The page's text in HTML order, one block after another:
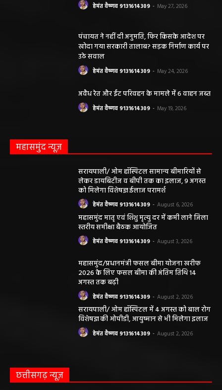
हेमंत वैष्णव 9131614309 - May 27, 2026
पंचायत ने नहीं दी अनुमति, फिर किसके आदेश पर
खोदा गया सरकारी तालाब? सड़क निर्माण कार्य पर
उठे सवाल
हेमंत वैष्णव 9131614309 - May 24, 2026
अवैध रेत और ईंट परिवहन के मामले में 6 वाहन जब्त
हेमंत वैष्णव 9131614309 - May 19, 2026
महासमुंद न्यूज़
सरायपाली/ ओम हॉस्पिटल सामान्य बीमारियों से
लेकर डायबिटीज व बीपी तक का इलाज, 9 अगस्त
को मिलेगा विशेषज्ञ ईलाज परामर्श
हेमंत वैष्णव 9131614309 - August 6, 2026
महासमुंद मातृ एवं शिशु मृत्यु दर में कमी लाने जिला
स्तरीय समीक्षा बैठक आयोजित
हेमंत वैष्णव 9131614309 - August 3, 2026
महासमुंद/प्रधानमंत्री फसल बीमा योजना खरीफ
2026 के लिए फसल बीमा की अंतिम तिथि 14
अगस्त तक बढ़ी
हेमंत वैष्णव 9131614309 - August 2, 2026
सरायपाली/ ओम हॉस्पिटल में 4 अगस्त को बाल रोग
विशेषज्ञ की ओपीडी, आयुष्मान से भी मिलेगा इलाज
हेमंत वैष्णव 9131614309 - August 2, 2026
छत्तीसगढ़ न्यूज़